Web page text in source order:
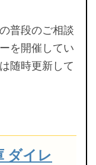
普段のご相談
を開催してい
随時更新して
ダイレ